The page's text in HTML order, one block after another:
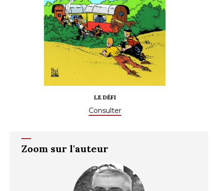
CARABISTOUILLE !
Consulter
Zoom sur l'auteur